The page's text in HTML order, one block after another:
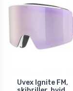
Uvex Ignite FM,